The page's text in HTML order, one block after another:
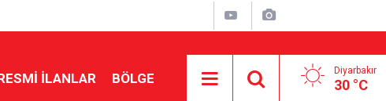
İLANLAR BÖLGE Diyarbakır
30 °C